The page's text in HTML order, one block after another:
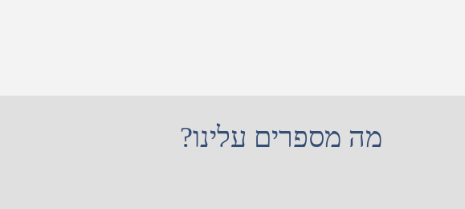
מה מספרים עלינו?